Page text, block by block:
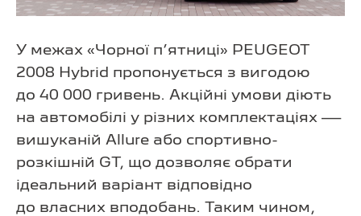
У межах «Чорної п’ятниці» PEUGEOT
2008 Hybrid пропонується з вигодою
до 40 000 гривень. Акційні умови діють
на автомобілі у різних комплектаціях —
вишуканій Allure або спортивно-
розкішній GT, що дозволяє обрати
ідеальний варіант відповідно
до власних вподобань. Таким чином,